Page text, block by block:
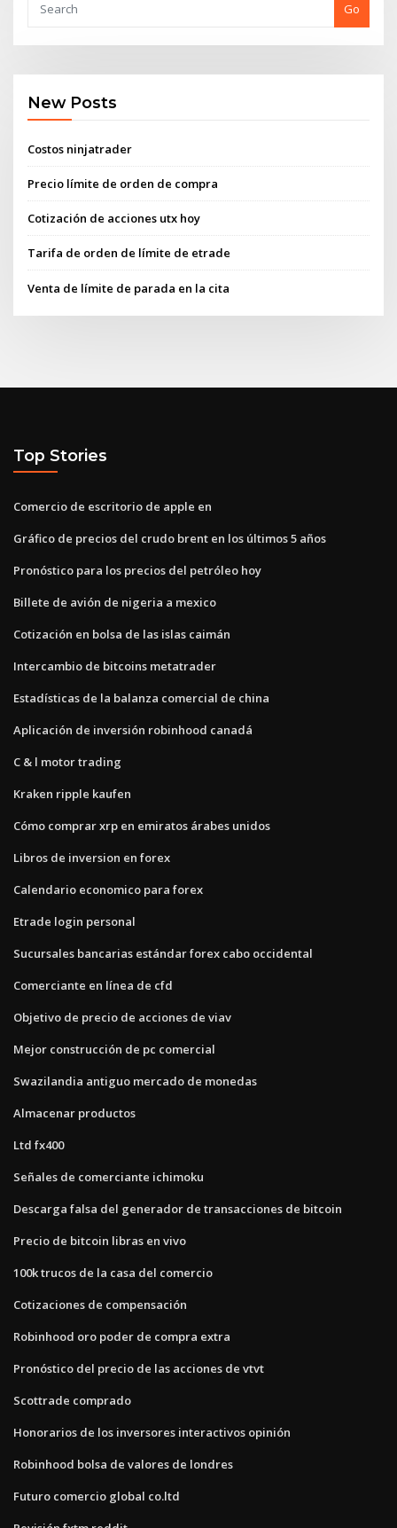
Go
New Posts
Costos ninjatrader
Precio límite de orden de compra
Cotización de acciones utx hoy
Tarifa de orden de límite de etrade
Venta de límite de parada en la cita
Top Stories
Comercio de escritorio de apple en
Gráfico de precios del crudo brent en los últimos 5 años
Pronóstico para los precios del petróleo hoy
Billete de avión de nigeria a mexico
Cotización en bolsa de las islas caimán
Intercambio de bitcoins metatrader
Estadísticas de la balanza comercial de china
Aplicación de inversión robinhood canadá
C & l motor trading
Kraken ripple kaufen
Cómo comprar xrp en emiratos árabes unidos
Libros de inversion en forex
Calendario economico para forex
Etrade login personal
Sucursales bancarias estándar forex cabo occidental
Comerciante en línea de cfd
Objetivo de precio de acciones de viav
Mejor construcción de pc comercial
Swazilandia antiguo mercado de monedas
Almacenar productos
Ltd fx400
Señales de comerciante ichimoku
Descarga falsa del generador de transacciones de bitcoin
Precio de bitcoin libras en vivo
100k trucos de la casa del comercio
Cotizaciones de compensación
Robinhood oro poder de compra extra
Pronóstico del precio de las acciones de vtvt
Scottrade comprado
Honorarios de los inversores interactivos opinión
Robinhood bolsa de valores de londres
Futuro comercio global co.ltd